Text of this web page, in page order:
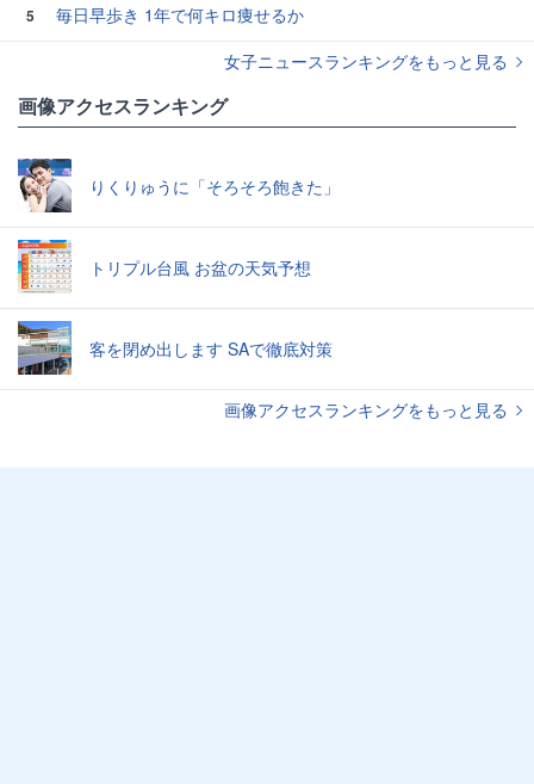
5
毎日早歩き 1年で何キロ痩せるか
女子ニュースランキングをもっと見る
画像アクセスランキング
りくりゅうに「そろそろ飽きた」
トリプル台風 お盆の天気予想
客を閉め出します SAで徹底対策
画像アクセスランキングをもっと見る